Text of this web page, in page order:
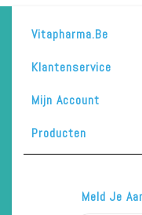
Vitapharma.be
Klantenservice
Mijn Account
Producten
Meld Je